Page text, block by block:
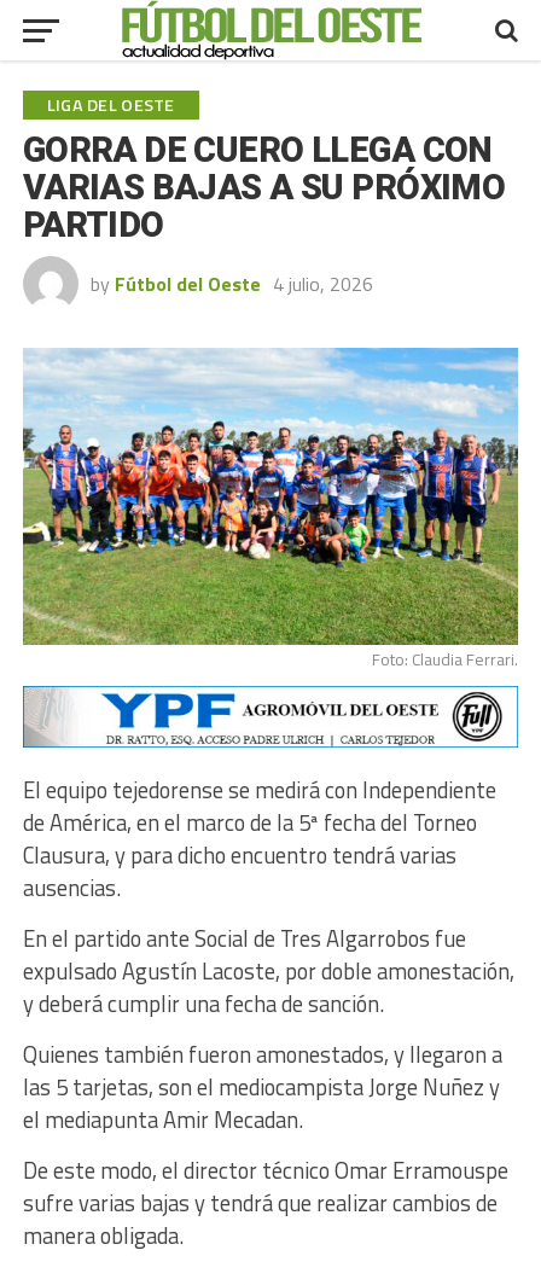
LIGA DEL OESTE
GORRA DE CUERO LLEGA CON
VARIAS BAJAS A SU PRÓXIMO
PARTIDO
by Fútbol del Oeste 4 julio, 2026
Foto: Claudia Ferrari.
El equipo tejedorense se medirá con Independiente
de América, en el marco de la 5ª fecha del Torneo
Clausura, y para dicho encuentro tendrá varias
ausencias.
En el partido ante Social de Tres Algarrobos fue
expulsado Agustín Lacoste, por doble amonestación,
y deberá cumplir una fecha de sanción.
Quienes también fueron amonestados, y llegaron a
las 5 tarjetas, son el mediocampista Jorge Nuñez y
el mediapunta Amir Mecadan.
De este modo, el director técnico Omar Erramouspe
sufre varias bajas y tendrá que realizar cambios de
manera obligada.